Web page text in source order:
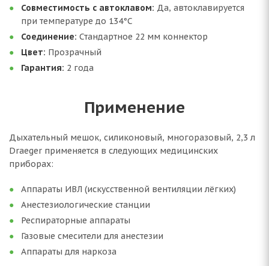
Совместимость с автоклавом: Да, автоклавируется
при температуре до 134°C
Соединение: Стандартное 22 мм коннектор
Цвет: Прозрачный
Гарантия: 2 года
Применение
Дыхательный мешок, силиконовый, многоразовый, 2,3 л
Draeger применяется в следующих медицинских
приборах:
Аппараты ИВЛ (искусственной вентиляции лёгких)
Анестезиологические станции
Респираторные аппараты
Газовые смесители для анестезии
Аппараты для наркоза